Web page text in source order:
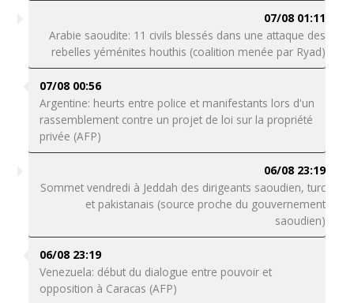
07/08 01:11
Arabie saoudite: 11 civils blessés dans une attaque des
rebelles yéménites houthis (coalition menée par Ryad)
07/08 00:56
Argentine: heurts entre police et manifestants lors d'un
rassemblement contre un projet de loi sur la propriété
privée (AFP)
06/08 23:19
Sommet vendredi à Jeddah des dirigeants saoudien, turc
et pakistanais (source proche du gouvernement
saoudien)
06/08 23:19
Venezuela: début du dialogue entre pouvoir et
opposition à Caracas (AFP)